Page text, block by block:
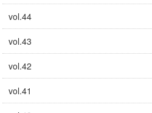
vol.44
vol.43
vol.42
vol.41